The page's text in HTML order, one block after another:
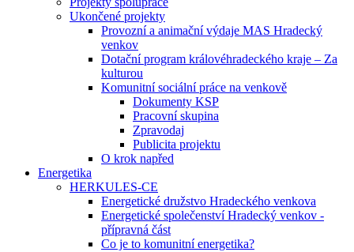
Ukončené projekty
Provozní a animační výdaje MAS Hradecký
venkov
Dotační program královéhradeckého kraje – Za
kulturou
Komunitní sociální práce na venkově
Dokumenty KSP
Pracovní skupina
Zpravodaj
Publicita projektu
O krok napřed
Energetika
HERKULES-CE
Energetické družstvo Hradeckého venkova
Energetické společenství Hradecký venkov -
přípravná část
Co je to komunitní energetika?